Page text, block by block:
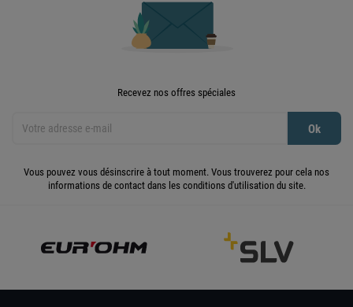
Recevez nos offres spéciales
Vous pouvez vous désinscrire à tout moment. Vous trouverez pour cela nos
informations de contact dans les conditions d'utilisation du site.